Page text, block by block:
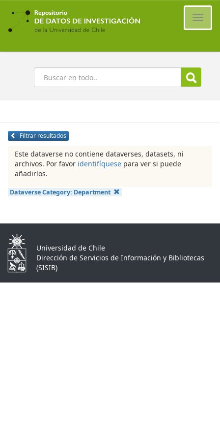
Ir
contenido
principal
Buscar
Filtrar resultados
Este dataverse no contiene dataverses, datasets, ni
archivos. Por favor identifíquese para ver si puede
añadirlos.
Dataverse Category: Department
Universidad de Chile
Dirección de Servicios de Información y Bibliotecas
(SISIB)